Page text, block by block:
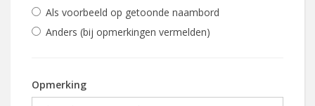
Als voorbeeld op getoonde naambord
Anders (bij opmerkingen vermelden)
Opmerking